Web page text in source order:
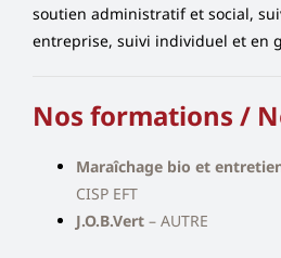
soutien administratif et social,
entreprise, suivi individuel et en
Nos formations /
Maraîchage bio et
CISP EFT
J.O.B.Vert– AUTRE